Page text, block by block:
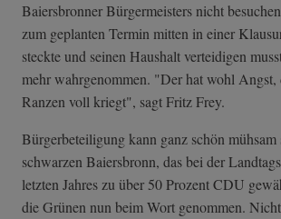
Baiersbronner Bürgermeisters nicht
zum geplanten Termin mitten in einer
steckte und seinen Haushalt verteidigen
mehr wahrgenommen. "Der hat wohl Angst,
Ranzen voll kriegt", sagt Fritz Frey.
Bürgerbeteiligung kann ganz schön mühsam
schwarzen Baiersbronn, das bei der
letzten Jahres zu über 50 Prozent CDU
die Grünen nun beim Wort genommen.